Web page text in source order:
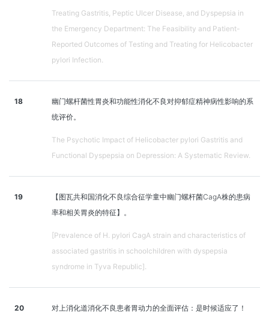
Treating Gastritis, Peptic Ulcer Disease, and Dyspepsia in
the Emergency Department: The Feasibility and Patient-
Reported Outcomes of Testing and Treating for Helicobacter
pylori Infection.
18
幽门螺杆菌性胃炎和功能性消化不良对抑郁症精神病性影响的系
统评价。
The Psychotic Impact of Helicobacter pylori Gastritis and
Functional Dyspepsia on Depression: A Systematic Review.
19
【图瓦共和国消化不良综合征学童中幽门螺杆菌CagA株的患病
率和相关胃炎的特征】。
[Prevalence of H. pylori CagA strain and characteristics of
associated gastritis in schoolchildren with dyspepsia
syndrome in Tyva Republic].
20 对上消化道消化不良患者胃动力的全面评估：是时候适应了！